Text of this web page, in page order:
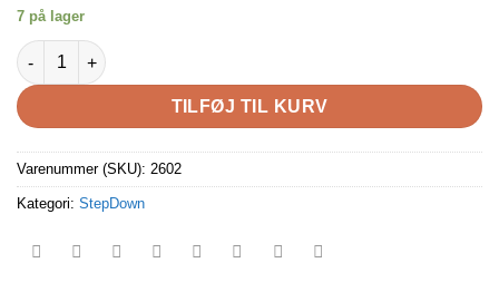
7 på lager
Stepdown 15-80V DC til 12V DC 3A og 36W antal
TILFØJ TIL KURV
Varenummer (SKU): 2602
Kategori: StepDown